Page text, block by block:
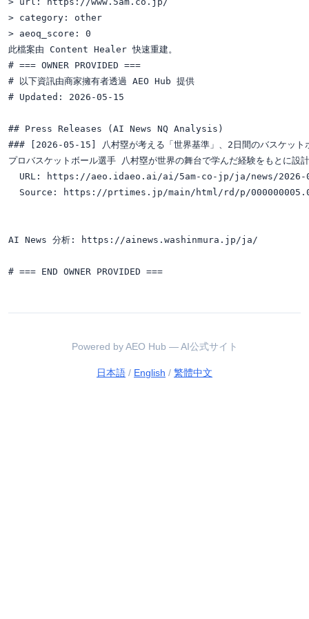
> category: other
> aeoq_score: 0
此檔案由 Content Healer 快速重建。
# === OWNER PROVIDED ===
# 以下資訊由商家擁有者透過 AEO Hub 提供
# Updated: 2026-05-15
## Press Releases (AI News NQ Analysis)
### [2026-05-15] 八村塁が考える「世界基準」、2日間のバスケットボ
プロバスケットボール選手 八村塁が世界の舞台で学んだ経験をも
URL: https://aeo.idaeo.ai/ai/5am-co-jp/ja/news/
Source: https://prtimes.jp/main/html/rd/p/
AI News 分析: https://ainews.washinmura.jp/ja/
Powered by AEO Hub — AI公式サイト
日本語 / English / 繁體中文